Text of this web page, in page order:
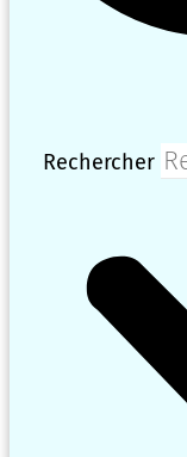
Rechercher